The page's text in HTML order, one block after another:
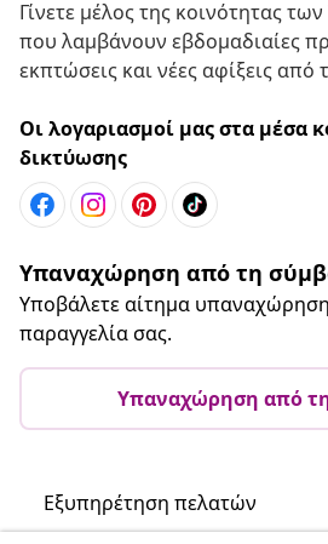
Γίνετε μέλος της κοινότητας
που λαμβάνουν εβδομαδιαίες
εκπτώσεις και νέες αφίξεις από
Οι λογαριασμοί μας στα μέσα
δικτύωσης
Υπαναχώρηση από τη
Υποβάλετε αίτημα
παραγγελία σας.
Υπαναχώρηση από
Εξυπηρέτηση πελατών